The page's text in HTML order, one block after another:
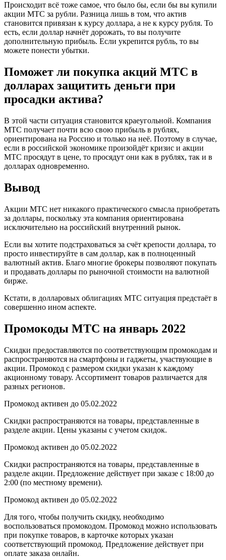
Происходит всё тоже самое, что было бы, если бы вы купили
акции МТС за рубли. Разница лишь в том, что актив
становится привязан к курсу доллара, а не к курсу рубля. То
есть, если доллар начнёт дорожать, то вы получите
дополнительную прибыль. Если укрепится рубль, то вы
можете понести убытки.
Поможет ли покупка акций МТС в
долларах защитить деньги при
просадки актива?
В этой части ситуация становится краеугольной. Компания
МТС получает почти всю свою прибыль в рублях,
ориентирована на Россию и только на неё. Поэтому в случае,
если в российской экономике произойдёт кризис и акции
МТС просядут в цене, то просядут они как в рублях, так и в
долларах одновременно.
Вывод
Акции МТС нет никакого практического смысла приобретать
за доллары, поскольку эта компания ориентирована
исключительно на российский внутренний рынок.
Если вы хотите подстраховаться за счёт крепости доллара, то
просто инвестируйте в сам доллар, как в полноценный
валютный актив. Благо многие брокеры позволяют покупать
и продавать доллары по рыночной стоимости на валютной
бирже.
Кстати, в долларовых облигациях МТС ситуация предстаёт в
совершенно ином аспекте.
Промокоды МТС на январь 2022
Скидки предоставляются по соответствующим промокодам и
распространяются на смартфоны и гаджеты, участвующие в
акции. Промокод с размером скидки указан к каждому
акционному товару. Ассортимент товаров различается для
разных регионов.
Промокод активен до 05.02.2022
Скидки распространяются на товары, представленные в
разделе акции. Цены указаны с учетом скидок.
Промокод активен до 05.02.2022
Скидки распространяются на товары, представленные в
разделе акции. Предложение действует при заказе с 18:00 до
2:00 (по местному времени).
Промокод активен до 05.02.2022
Для того, чтобы получить скидку, необходимо
воспользоваться промокодом. Промокод можно использовать
при покупке товаров, в карточке которых указан
соответствующий промокод. Предложение действует при
оплате заказа онлайн.